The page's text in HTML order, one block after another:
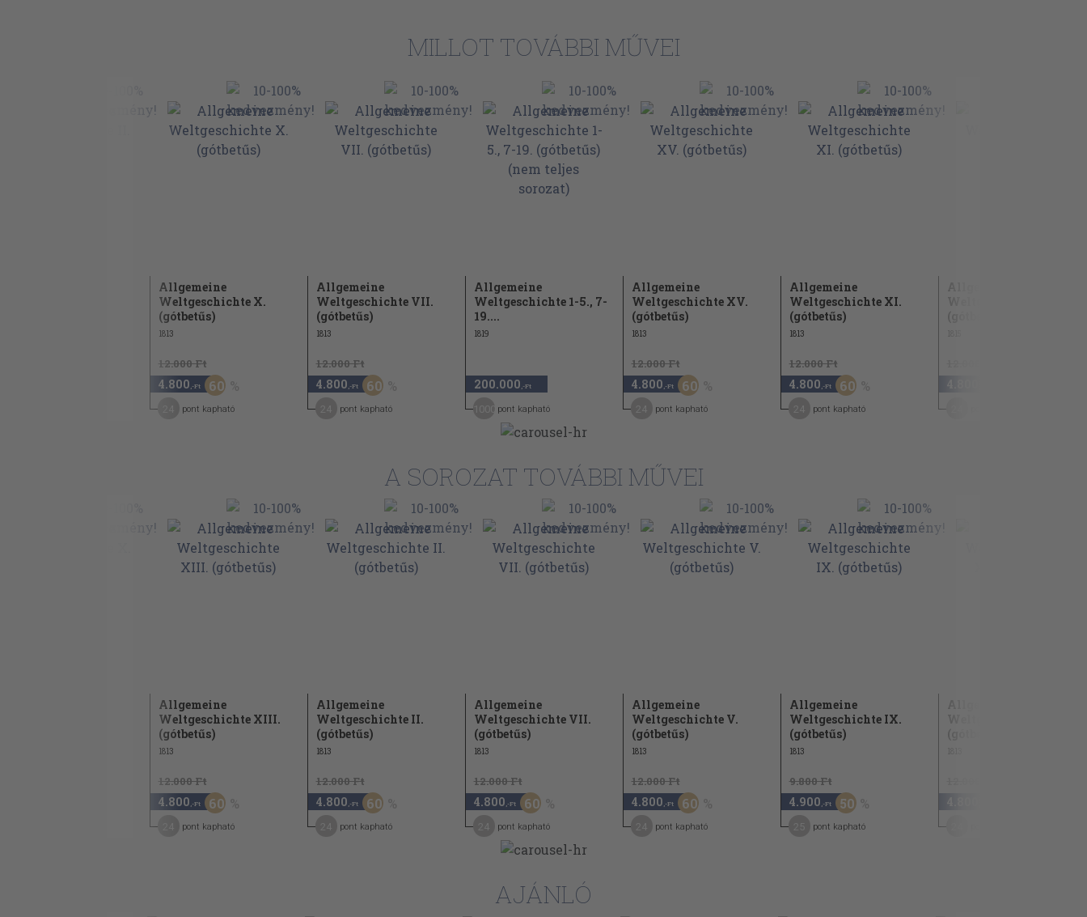
MILLOT TOVÁBBI MŰVEI
Allgemeine
Weltgeschichte X.
(gótbetűs)
1813
12.000 Ft
4.800 ,-Ft 60
pont kapható
Allgemeine
Weltgeschichte VII.
(gótbetűs)
1813
12.000 Ft
4.800 ,-Ft 60
pont kapható
Allgemeine
Weltgeschichte 1-5., 7-
19....
1819
200.000 ,-Ft
1000 pont kapható
Allgemeine
Weltgeschichte XV.
(gótbetűs)
1813
12.000 Ft
4.800 ,-Ft 60
pont kapható
Allgemeine
Weltgeschichte XI.
(gótbetűs)
1813
12.000 Ft
4.800 ,-Ft 60
pont kapható
Allgemeine
Weltgeschichte
(gótbetűs)
A SOROZAT TOVÁBBI MŰVEI
Allgemeine
Weltgeschichte XIII.
(gótbetűs)
1813
12.000 Ft
4.800 ,-Ft 60
pont kapható
Allgemeine
Weltgeschichte II.
(gótbetűs)
1813
12.000 Ft
4.800 ,-Ft 60
pont kapható
Allgemeine
Weltgeschichte VII.
(gótbetűs)
1813
12.000 Ft
4.800 ,-Ft 60
pont kapható
Allgemeine
Weltgeschichte V.
(gótbetűs)
1813
12.000 Ft
4.800 ,-Ft 60
pont kapható
Allgemeine
Weltgeschichte IX.
(gótbetűs)
1813
9.800 Ft
4.900 ,-Ft 50
pont kapható
Allgemeine
Weltgeschichte XI.
(gótbetűs)
AJÁNLÓ